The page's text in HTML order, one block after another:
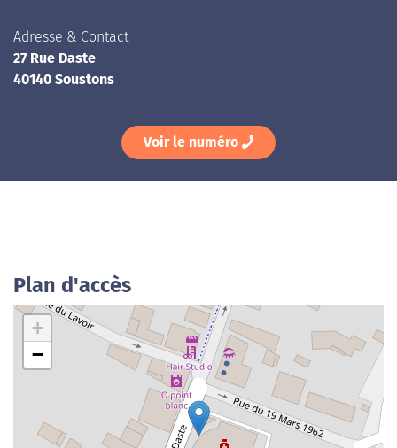
Adresse & Contact
27 Rue Daste
40140 Soustons
Voir le numéro
Plan d'accès
+
−